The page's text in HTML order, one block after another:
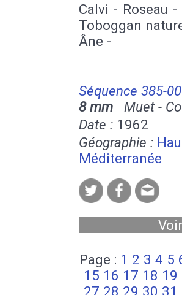
Calvi - Roseau
Toboggan
Âne -
Séquence 385-
8 mm Muet -
Date : 1962
Géographie :
Méditerranée
Page : 1 2 3 4 5
15 16 17 18 19
27 28 29 30 31